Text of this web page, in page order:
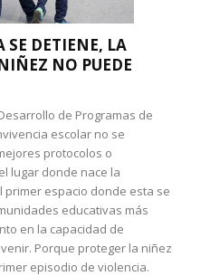
SE DETIENE, LA
NO PUEDE
de Programas de
escolar no se
protocolos o
lugar donde nace la
primer espacio donde esta se
educativas más
en la capacidad de
Porque proteger la niñez
episodio de violencia.